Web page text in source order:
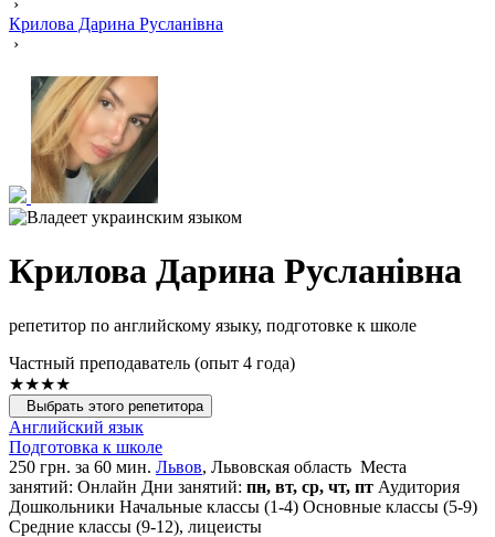
›
Крилова Дарина Русланівна
›
Крилова Дарина Русланівна
репетитор по английскому языку, подготовке к школе
Частный преподаватель (опыт 4 года)
★★★★
Выбрать этого репетитора
Английский язык
Подготовка к школе
250 грн. за 60 мин. Львов, Львовская область Места
занятий: Онлайн Дни занятий: пн, вт, ср, чт, пт Аудитория
Дошкольники Начальные классы (1-4) Основные классы (5-9)
Средние классы (9-12), лицеисты